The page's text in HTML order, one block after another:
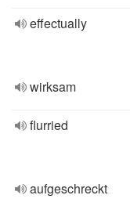
effectually
wirksam
flurried
aufgeschreckt